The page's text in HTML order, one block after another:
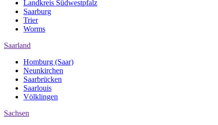
Landkreis Südwestpfalz
Saarburg
Trier
Worms
Saarland
Homburg (Saar)
Neunkirchen
Saarbrücken
Saarlouis
Völklingen
Sachsen